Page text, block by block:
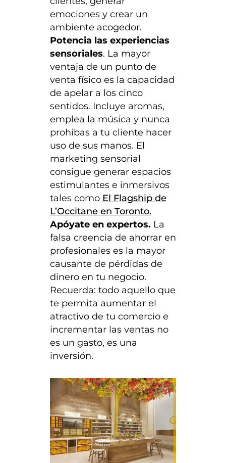
emociones y crear un
ambiente acogedor.
Potencia las experiencias
sensoriales. La mayor
ventaja de un punto de
venta físico es la capacidad
de apelar a los cinco
sentidos. Incluye aromas,
emplea la música y nunca
prohibas a tu cliente hacer
uso de sus manos. El
marketing sensorial
consigue generar espacios
estimulantes e inmersivos
tales como El Flagship de
L’Occitane en Toronto.
Apóyate en expertos. La
falsa creencia de ahorrar en
profesionales es la mayor
causante de pérdidas de
dinero en tu negocio.
Recuerda: todo aquello que
te permita aumentar el
atractivo de tu comercio e
incrementar las ventas no
es un gasto, es una
inversión.